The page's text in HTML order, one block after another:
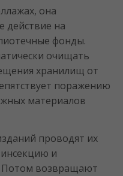
она
действие на
фонды.
очищать
хранилищ от
поражению
материалов
проводят их
и
Потом возвращают